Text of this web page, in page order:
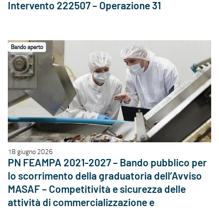
Intervento 222507 – Operazione 31
Bando aperto
18 giugno 2026
PN FEAMPA 2021-2027 – Bando pubblico per
lo scorrimento della graduatoria dell’Avviso
MASAF – Competitività e sicurezza delle
attività di commercializzazione e